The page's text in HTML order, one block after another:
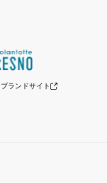
ブランドサイト